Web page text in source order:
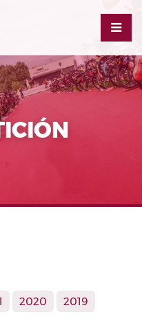
2020
2019